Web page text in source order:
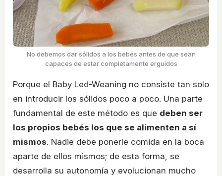
No debemos dar sólidos a los bebés antes de que sean
capaces de estar completamente erguidos
Porque el Baby Led-Weaning no consiste tan solo
en introducir los sólidos poco a poco. Una parte
fundamental de este método es que deben ser
los propios bebés los que se alimenten a sí
mismos. Nadie debe ponerle comida en la boca
aparte de ellos mismos; de esta forma, se
desarrolla su autonomía y evolucionan mucho